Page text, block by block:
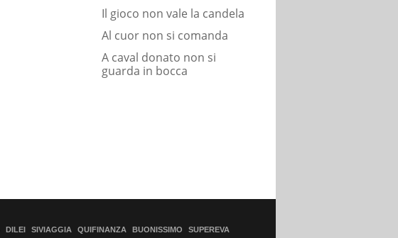
Il gioco non vale la candela
Al cuor non si comanda
A caval donato non si
guarda in bocca
DILEI SIVIAGGIA QUIFINANZA BUONISSIMO SUPEREVA